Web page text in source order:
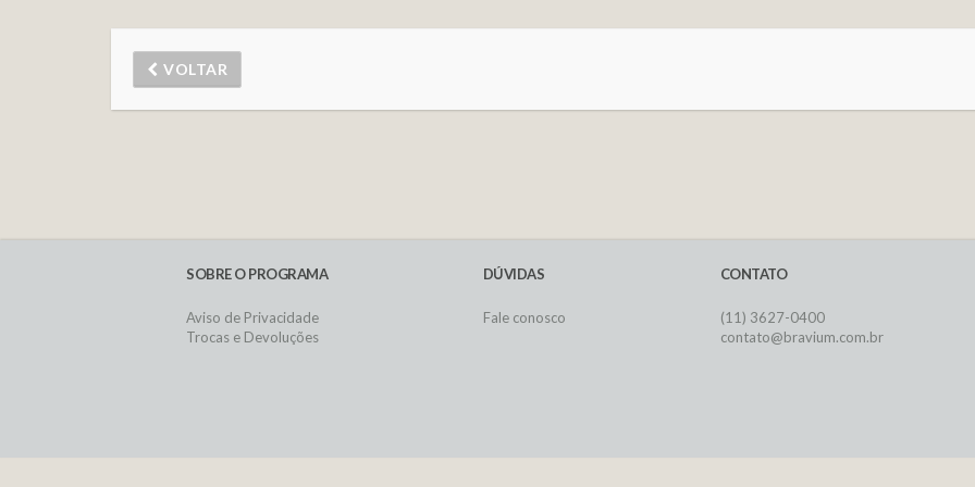
VOLTAR
SOBRE O PROGRAMA
Aviso de Privacidade
Trocas e Devoluções
DÚVIDAS
Fale conosco
CONTATO
(11) 3627-0400
contato@bravium.com.br